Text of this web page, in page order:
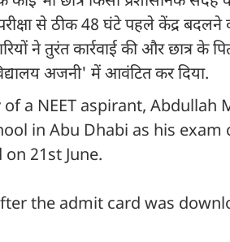
से ठीक 48 घंटे पहले केंद्र बदलने
ने तुरंत कार्रवाई की और छात्र के
अजनी' में आवंटित कर दिया.
a NEET aspirant, Abdullah
in Abu Dhabi as his exam
21st June.
the admit card was